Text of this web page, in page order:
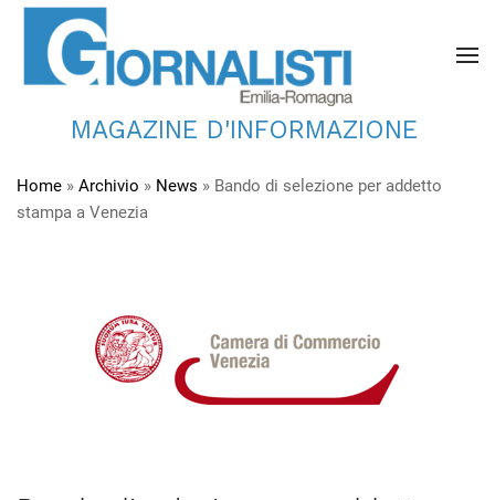
MAGAZINE D'INFORMAZIONE
Home » Archivio » News » Bando di selezione per addetto
stampa a Venezia